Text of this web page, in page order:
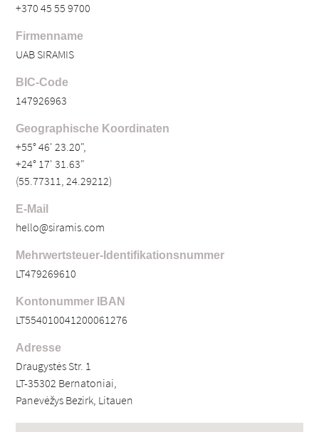
+370 45 55 9700
Firmenname
UAB SIRAMIS
BIC-Code
147926963
Geographische Koordinaten
+55° 46' 23.20",
+24° 17' 31.63"
(55.77311, 24.29212)
E-Mail
hello@siramis.com
Mehrwertsteuer-Identifikationsnummer
LT479269610
Kontonummer IBAN
LT554010041200061276
Adresse
Draugystės Str. 1
LT-35302 Bernatoniai,
Panevėžys Bezirk, Litauen